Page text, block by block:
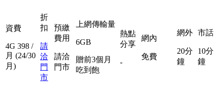
資費
4G 398 /
月 (24/30
月)
折
扣
請
洽
門
市
預繳
費用
請洽
門市
上網傳輸量
6GB
贈前3個月
吃到飽
熱點
分享
-
網內
免費
網外
20分
鐘
市話
10分
鐘